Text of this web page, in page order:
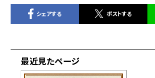
シェアする ポストする
最近見たページ